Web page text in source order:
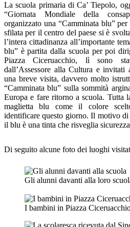
La scuola primaria di Ca’ Tiepolo,
“Giornata Mondiale della
organizzato una “Camminata blu”
sfilata per il centro del paese si è
l’intera cittadinanza all’importante
blu” è partita dalla scuola per poi
Piazza Ciceruacchio, lì sono
dall’Assessore alla Cultura e
una breve visita, davvero molto
“Camminata blu” sulla sommità
Europa e fare ritorno a scuola. Tutta
maglietta blu come il colore
identificare questo giorno. Il motivo di
il blu è una tinta che risveglia
Di seguito alcune foto dei luoghi
Gli alunni davanti alla loro
I bambini in Piazza